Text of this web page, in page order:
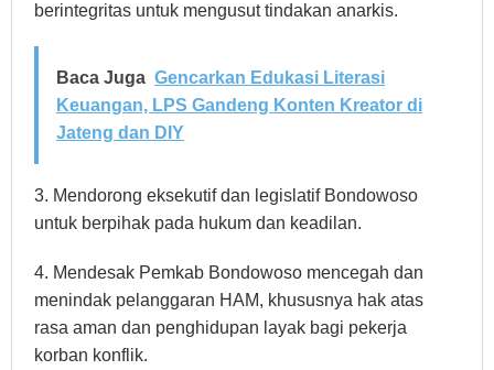
berintegritas untuk mengusut tindakan anarkis.
Baca Juga Gencarkan Edukasi Literasi
Keuangan, LPS Gandeng Konten Kreator di
Jateng dan DIY
3. Mendorong eksekutif dan legislatif Bondowoso
untuk berpihak pada hukum dan keadilan.
4. Mendesak Pemkab Bondowoso mencegah dan
menindak pelanggaran HAM, khususnya hak atas
rasa aman dan penghidupan layak bagi pekerja
korban konflik.